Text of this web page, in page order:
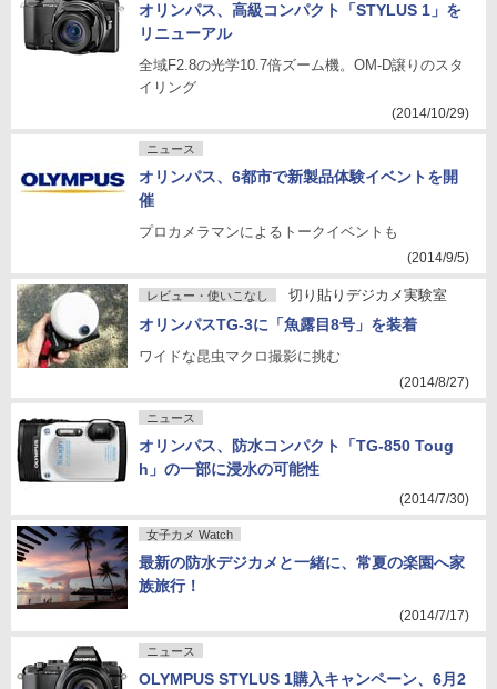
オリンパス、高級コンパクト「STYLUS 1」を
リニューアル
全域F2.8の光学10.7倍ズーム機。OM-D譲りのスタ
イリング
(2014/10/29)
ニュース
オリンパス、6都市で新製品体験イベントを開
催
プロカメラマンによるトークイベントも
(2014/9/5)
レビュー・使いこなし 切り貼りデジカメ実験室
オリンパスTG-3に「魚露目8号」を装着
ワイドな昆虫マクロ撮影に挑む
(2014/8/27)
ニュース
オリンパス、防水コンパクト「TG-850 Toug
h」の一部に浸水の可能性
(2014/7/30)
女子カメ Watch
最新の防水デジカメと一緒に、常夏の楽園へ家
族旅行！
(2014/7/17)
ニュース
OLYMPUS STYLUS 1購入キャンペーン、6月2